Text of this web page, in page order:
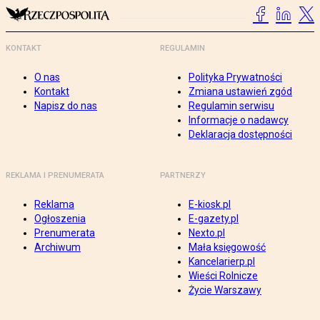
KONTAKT
O nas
Kontakt
Napisz do nas
REGULAMIN
Polityka Prywatności
Zmiana ustawień zgód
Regulamin serwisu
Informacje o nadawcy
Deklaracja dostępności
REKLAMA I PRENUMERATA
Reklama
Ogłoszenia
Prenumerata
Archiwum
PARTNERZY
E-kiosk.pl
E-gazety.pl
Nexto.pl
Mała księgowość
Kancelarierp.pl
Wieści Rolnicze
Życie Warszawy